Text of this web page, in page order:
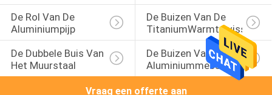
De Rol Van De
Aluminiumpijp
De Buizen Van De
TitaniumWarmtewisselaar
De Dubbele Buis Van
Het Muurstaal
De Buizen Van Het
Aluminiummessing
Vraag een offerte aan